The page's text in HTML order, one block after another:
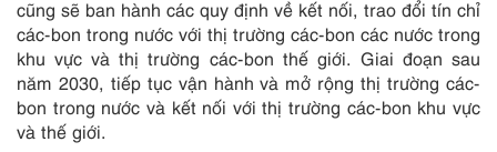
cũng sẽ ban hành các quy định về kết nối, trao đổi tín chỉ
các-bon trong nước với thị trường các-bon các nước trong
khu vực và thị trường các-bon thế giới. Giai đoạn sau
năm 2030, tiếp tục vận hành và mở rộng thị trường các-
bon trong nước và kết nối với thị trường các-bon khu vực
và thế giới.